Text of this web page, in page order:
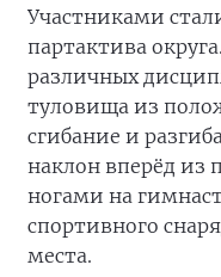
Участниками
партактива
различных
туловища из
сгибание и
наклон вперёд из
ногами на
спортивного
места.